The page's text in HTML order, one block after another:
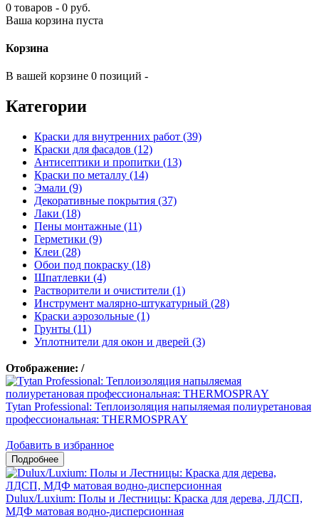
0 товаров - 0 руб.
Ваша корзина пуста
Корзина
В вашей корзине 0 позиций -
Категории
Краски для внутренних работ (39)
Краски для фасадов (12)
Антисептики и пропитки (13)
Краски по металлу (14)
Эмали (9)
Декоративные покрытия (37)
Лаки (18)
Пены монтажные (11)
Герметики (9)
Клеи (28)
Обои под покраску (18)
Шпатлевки (4)
Растворители и очистители (1)
Инструмент малярно-штукатурный (28)
Краски аэрозольные (1)
Грунты (11)
Уплотнители для окон и дверей (3)
Отображение: /
Tytan Professional: Теплоизоляция напыляемая полиуретановая
профессиональная: THERMOSPRAY
Добавить в избранное
Dulux/Luxium: Полы и Лестницы: Краска для дерева, ЛДСП,
МДФ матовая водно-дисперсионная